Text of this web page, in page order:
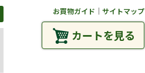
お買物ガイド ｜ サイトマップ
カートを見る